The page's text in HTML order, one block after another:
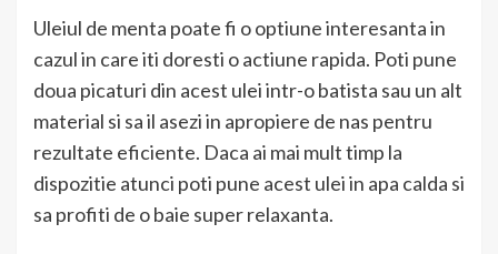
Uleiul de menta poate fi o optiune interesanta in
cazul in care iti doresti o actiune rapida. Poti pune
doua picaturi din acest ulei intr-o batista sau un alt
material si sa il asezi in apropiere de nas pentru
rezultate eficiente. Daca ai mai mult timp la
dispozitie atunci poti pune acest ulei in apa calda si
sa profiti de o baie super relaxanta.